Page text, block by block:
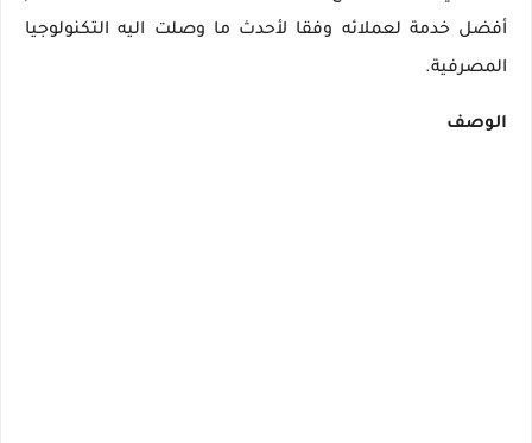
أفضل خدمة لعملائه وفقا لأحدث ما وصلت اليه التكنولوجيا
المصرفية.
الوصف